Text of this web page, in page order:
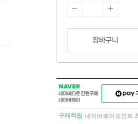
장바구니
NAVER
네이버
ID로
간편구매
네이버페이
구매하기
구매적립 네이버페이포인트 최소